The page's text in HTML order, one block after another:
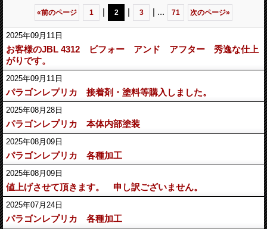
«前のページ 1 | 2 | 3 | ... 71 次のページ»
2025年09月11日
お客様のJBL 4312 ビフォー アンド アフター 秀逸な仕上
がりです。
2025年09月11日
パラゴンレプリカ 接着剤・塗料等購入しました。
2025年08月28日
パラゴンレプリカ 本体内部塗装
2025年08月09日
パラゴンレプリカ 各種加工
2025年08月09日
値上げさせて頂きます。 申し訳ございません。
2025年07月24日
パラゴンレプリカ 各種加工